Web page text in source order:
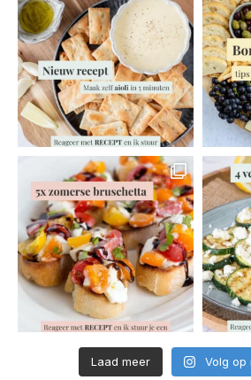
Laad meer Volg op